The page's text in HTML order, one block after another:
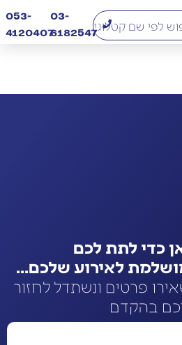
03-
6182547
053-
4120407​
כדי לתת לכם
לאירוע שלכם...
פרטים ונשתדל לחזור
בהקדם